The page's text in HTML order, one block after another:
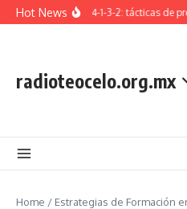
Skip to content
Hot News
Formación 4-1-3-2: tácticas de
radioteocelo.org.mx
Home / Estrategias de Formación